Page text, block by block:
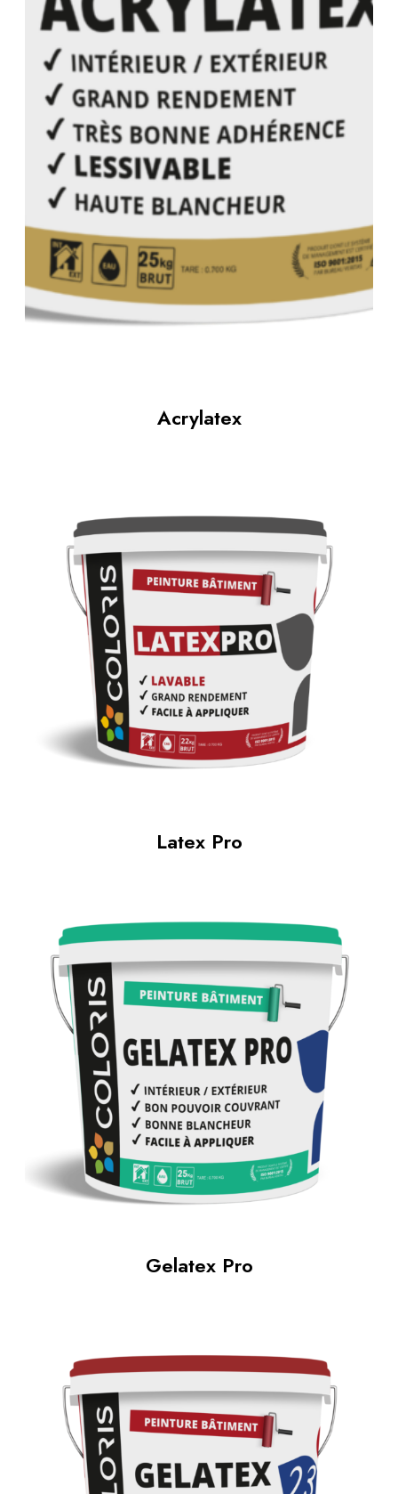
Acrylatex
Latex Pro
Gelatex Pro